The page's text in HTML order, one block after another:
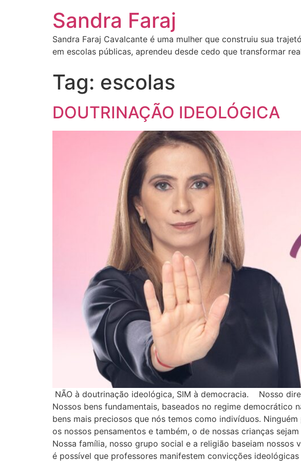
Sandra Faraj
Sandra Faraj Cavalcante é uma mulher que construiu sua
em escolas públicas, aprendeu desde cedo que transformar
Tag: escolas
DOUTRINAÇÃO IDEOLÓGICA
NÃO à doutrinação ideológica, SIM à democracia. Nosso
Nossos bens fundamentais, baseados no regime
bens mais preciosos que nós temos como indivíduos.
os nossos pensamentos e também, o de nossas crianças
Nossa família, nosso grupo social e a religião baseiam
é possível que professores manifestem convicções